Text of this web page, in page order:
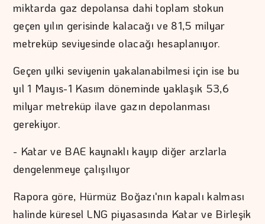
miktarda gaz depolansa dahi toplam stokun
geçen yılın gerisinde kalacağı ve 81,5 milyar
metreküp seviyesinde olacağı hesaplanıyor.
Geçen yılki seviyenin yakalanabilmesi için ise bu
yıl 1 Mayıs-1 Kasım döneminde yaklaşık 53,6
milyar metreküp ilave gazın depolanması
gerekiyor.
- Katar ve BAE kaynaklı kayıp diğer arzlarla
dengelenmeye çalışılıyor
Rapora göre, Hürmüz Boğazı'nın kapalı kalması
halinde küresel LNG piyasasında Katar ve Birleşik